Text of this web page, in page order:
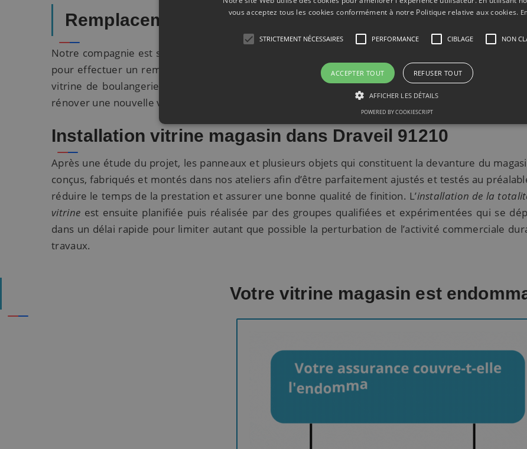
Remplacement et changement vitrine magasin à
Notre compagnie est spécialisée dans la
et nous offrons nos services à Draveil
pour effectuer un remplacement de vitrine magasin cassée. Nous effectuons tout échantillon
vitrine de boulangerie, une vitrine de commerce, une vitrine de boucherie. Quel que soit le
rénover une nouvelle vitrine, nous pourrons répondre à vos besoin et vous fournir un devis clair et
Installation vitrine magasin dans Draveil 91210
Après une étude du projet, les panneaux et plusieurs objets qui constituent la devanture du
conçus, fabriqués et montés dans nos ateliers afin d’être parfaitement ajustés et testés au
réduire le temps de la prestation et assurer une bonne qualité de finition. L’installation de la
vitrine est ensuite planifiée puis réalisée par des groupes qualifiées et expérimentées qui se
dans un délai rapide pour limiter autant que possible la perturbation de l’activité commerciale
travaux.
Votre vitrine magasin est
vous acceptez tous les cookies conformément à notre Politique relative aux cookies.
STRICTEMENT NÉCESSAIRES PERFORMANCE CIBLAGE NON
ACCEPTER TOUT REFUSER TOUT
AFFICHER LES DÉTAILS
POWERED BY COOKIESCRIPT